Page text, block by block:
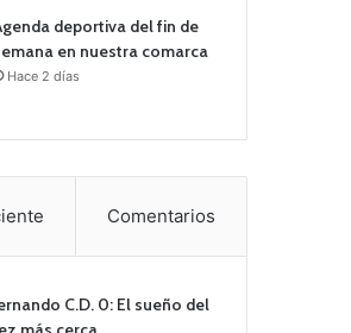
deportiva del fin de
en nuestra comarca
Hace 2 días
Comentarios
C.D. 0: El sueño del